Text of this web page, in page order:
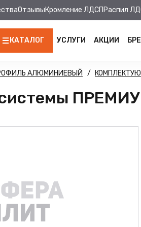
ОтзывыКромление ЛДСП Распил
КАТАЛОГ
ЛДСП
КРОМКА
ХДФ
ДВПО
УСЛУГИ АКЦИИ
АЛЮМИНИЕВЫЙ
системы